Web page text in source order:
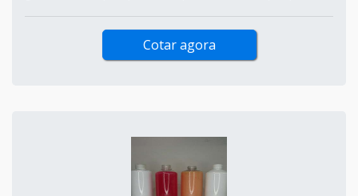
Cotar agora